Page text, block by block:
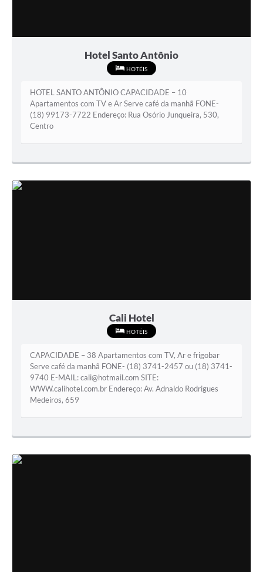
Hotel Santo Antônio
HOTÉIS
HOTEL SANTO ANTÔNIO CAPACIDADE – 10
Apartamentos com TV e Ar Serve café da manhã FONE-
(18) 99173-7722 Endereço: Rua Osório Junqueira, 530,
Centro
Cali Hotel
HOTÉIS
CAPACIDADE – 38 Apartamentos com TV, Ar e frigobar
Serve café da manhã FONE- (18) 3741-2457 ou (18) 3741-
9740 E-MAIL: cali@hotmail.com SITE:
WWW.calihotel.com.br Endereço: Av. Adnaldo Rodrigues
Medeiros, 659